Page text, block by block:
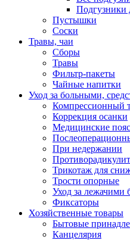
Подгузники
Пустышки
Соски
Травы, чаи
Сборы
Травы
Фильтр-пакеты
Чайные напитки
Уход за больными,
Компрессионный
Коррекция осанки
Медицинские
При недержании
Трикотаж для
Трости опорные
Уход за лежачими
Фиксаторы
Хозяйственные товары
Бытовые
Канцелярия